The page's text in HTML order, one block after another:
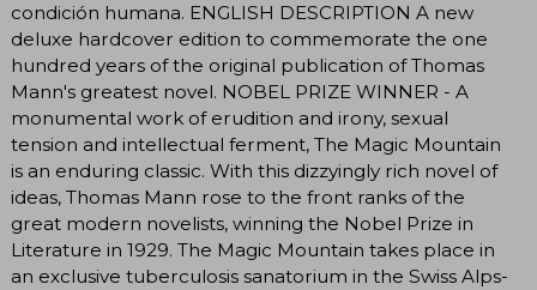
condición humana. ENGLISH DESCRIPTION A new
deluxe hardcover edition to commemorate the one
hundred years of the original publication of Thomas
Mann's greatest novel. NOBEL PRIZE WINNER - A
monumental work of erudition and irony, sexual
tension and intellectual ferment, The Magic Mountain
is an enduring classic. With this dizzyingly rich novel of
ideas, Thomas Mann rose to the front ranks of the
great modern novelists, winning the Nobel Prize in
Literature in 1929. The Magic Mountain takes place in
an exclusive tuberculosis sanatorium in the Swiss Alps-